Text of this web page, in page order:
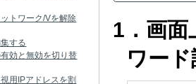
トワーク/Vを解除
する
効と無効を切り替
用IPアドレスを割
1．画
ワー